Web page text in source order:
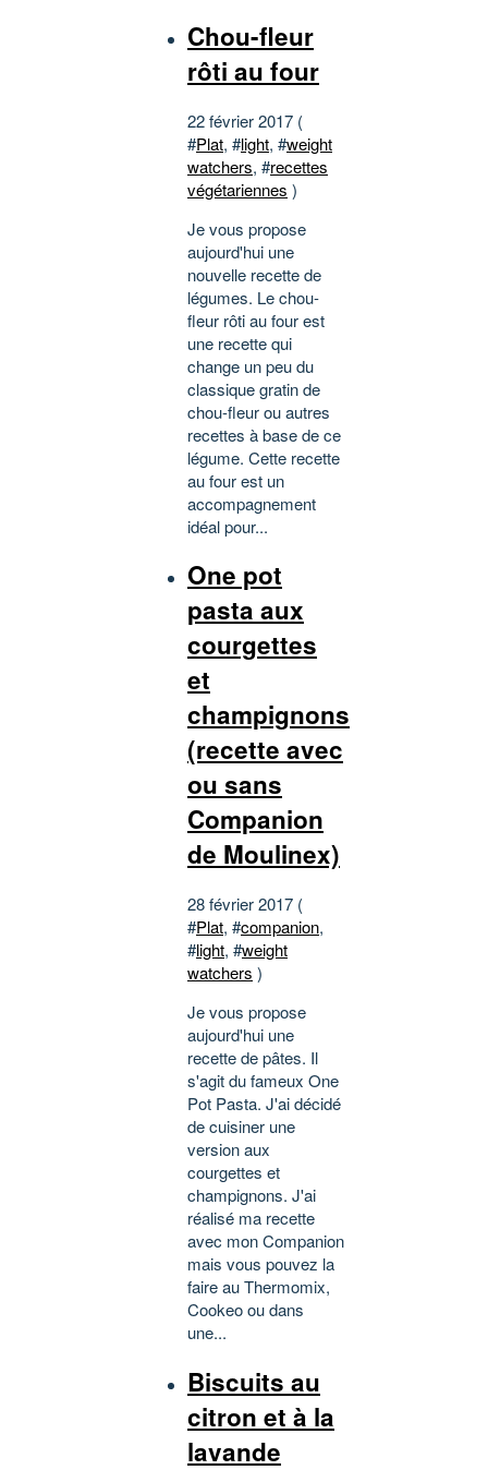
Chou-fleur
rôti au four
22 février 2017 (
#Plat, #light, #weight
watchers, #recettes
végétariennes )
Je vous propose
aujourd'hui une
nouvelle recette de
légumes. Le chou-
fleur rôti au four est
une recette qui
change un peu du
classique gratin de
chou-fleur ou autres
recettes à base de ce
légume. Cette recette
au four est un
accompagnement
idéal pour...
One pot
pasta aux
courgettes
et
champignons
(recette avec
ou sans
Companion
de Moulinex)
28 février 2017 (
#Plat, #companion,
#light, #weight
watchers )
Je vous propose
aujourd'hui une
recette de pâtes. Il
s'agit du fameux One
Pot Pasta. J'ai décidé
de cuisiner une
version aux
courgettes et
champignons. J'ai
réalisé ma recette
avec mon Companion
mais vous pouvez la
faire au Thermomix,
Cookeo ou dans
une...
Biscuits au
citron et à la
lavande